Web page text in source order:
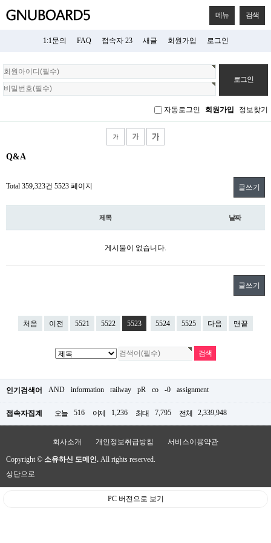
메뉴 검색
1:1문의 FAQ 접속자 23 새글 회원가입 로그인
회
원
로
자동로그인 회원가입 정보찾기
Q&A
Total 359,323건 5523 페이지 글쓰기
제목 날짜
게시물이 없습니다.
글쓰기
처음 이전 5521 5522 5523 5524 5525 다음 맨끝
인기검색어 AND information railway pR co -0 assignment
접속자집계 오늘 516 어제 1,236 최대 7,795 전체 2,339,948
회사소개 개인정보취급방침 서비스이용약관
Copyright © 소유하신 도메인. All rights reserved.
상단으로
PC 버전으로 보기